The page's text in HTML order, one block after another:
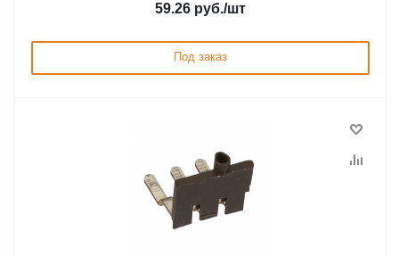
59.26 руб./шт
Под заказ